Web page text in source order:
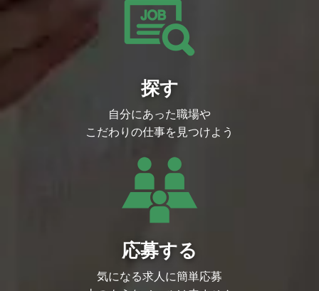
探す
自分にあった職場や
こだわりの仕事を見つけよう
応募する
気になる求人に簡単応募